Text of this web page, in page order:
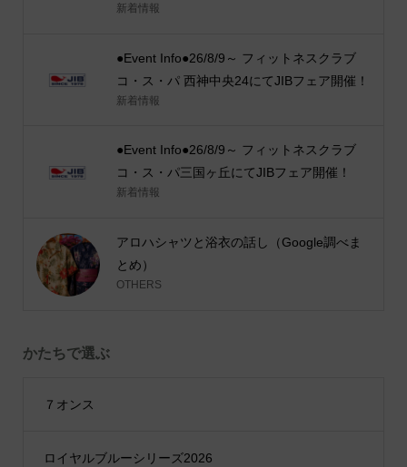
新着情報
●Event Info●26/8/9～ フィットネスクラブ
コ・ス・パ 西神中央24にてJIBフェア開催！
新着情報
●Event Info●26/8/9～ フィットネスクラブ
コ・ス・パ三国ヶ丘にてJIBフェア開催！
新着情報
アロハシャツと浴衣の話し（Google調べま
とめ）
OTHERS
かたちで選ぶ
７オンス
ロイヤルブルーシリーズ2026